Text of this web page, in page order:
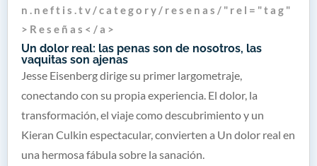
Un dolor real: las penas son de nosotros, las
vaquitas son ajenas
n . n e f t i s . t v / c a t e g o r y / r e s e n a s / " r e l = " t a g "
> R e s e ñ a s < / a >
Jesse Eisenberg dirige su primer largometraje,
conectando con su propia experiencia. El dolor, la
transformación, el viaje como descubrimiento y un
Kieran Culkin espectacular, convierten a Un dolor real en
una hermosa fábula sobre la sanación.